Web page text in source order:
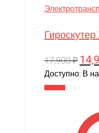
17,900₽
цена
Доступно: В